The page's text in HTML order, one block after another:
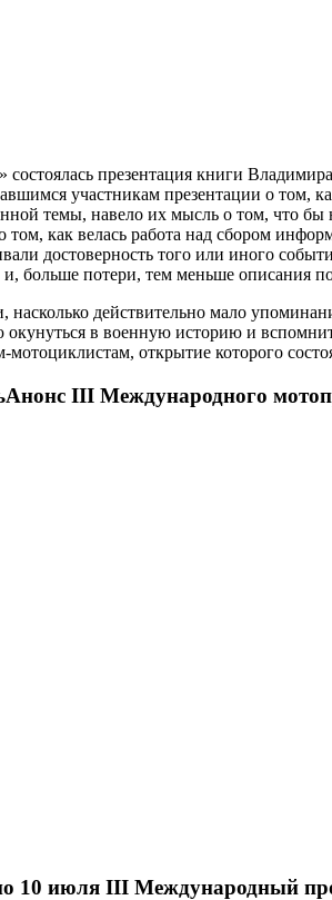
презентация книги
участникам презентации о том,
темы, навело их мысль о том, что
как велась работа над сбором
достоверность того или иного
больше потери, тем меньше описания
насколько действительно мало
окунуться в военную историю и
открытие которого
Анонс III Международного
10 июля III Международный